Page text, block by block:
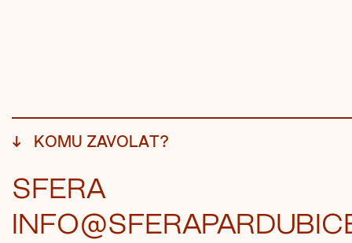
↓ KOMU ZAVOLAT?
SFERA